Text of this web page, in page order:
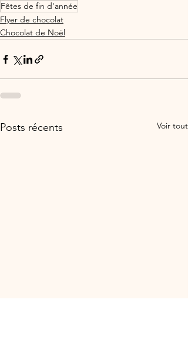
Fêtes de fin d'année
Flyer de chocolat
Chocolat de Noël
Posts récents Voir tout